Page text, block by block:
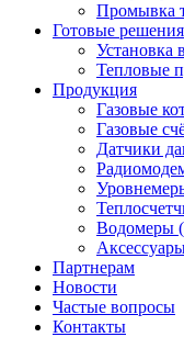
Промывка
Готовые решения
Установка
Тепловые
Продукция
Газовые
Газовые
Датчики
Водомеры
Партнерам
Новости
Частые вопросы
Контакты